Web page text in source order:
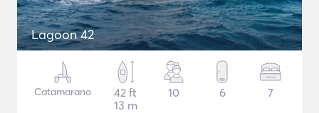
Lagoon 42
Catamarano
42 ft
13 m
10 6 7